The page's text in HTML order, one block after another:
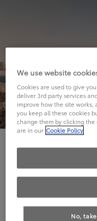
Hier
Die angeforderte
We use website
Cookies are used to give
deliver 3rd party services
improve how the site
you keep all these cookies
change them by clicking
are in our Cookie Policy
No,